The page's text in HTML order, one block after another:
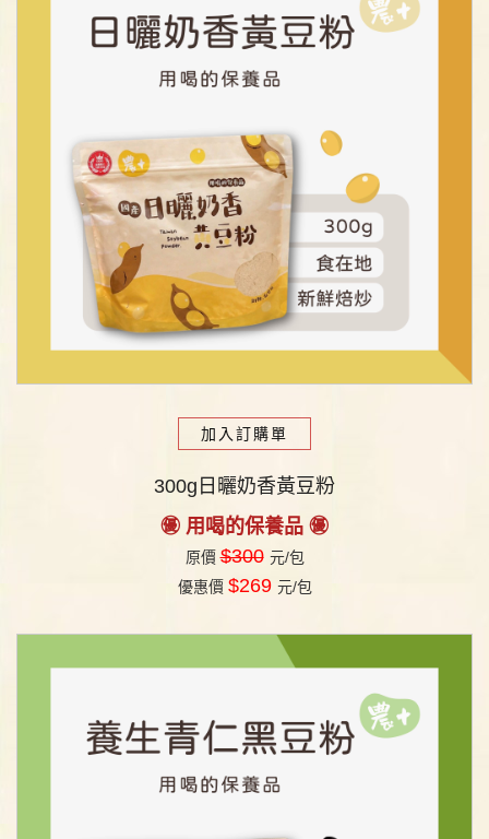
加入訂購單
300g日曬奶香黃豆粉
㊝ 用喝的保養品 ㊝
原價$300 元/包
優惠價 $269 元/包